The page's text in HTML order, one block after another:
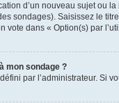
d’un nouveau sujet ou
sondages). Saisissez le
vote dans « Option(s) par
mon sondage ?
par l’administrateur. Si